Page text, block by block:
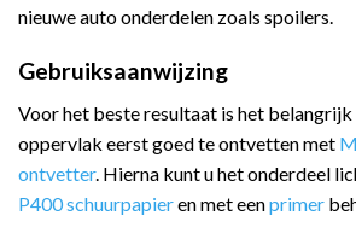
nieuwe auto onderdelen zoals spoilers.
Gebruiksaanwijzing
Voor het beste resultaat is het
oppervlak eerst goed te ontvetten met
ontvetter. Hierna kunt u het onderdeel
P400 schuurpapieren met eenprimer